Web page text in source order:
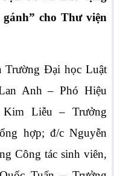
cho Thư viện
Trường Đại học Luật
Anh – Phó Hiệu
Kim Liễu – Trưởng
hợp; đ/c Nguyễn
Công tác sinh viên,